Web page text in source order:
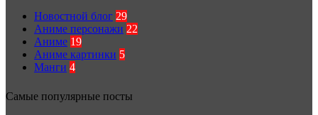
Новостной блог 29
Аниме персонажи 22
Аниме 19
Аниме картинки 5
Манги 4
Самые популярные посты